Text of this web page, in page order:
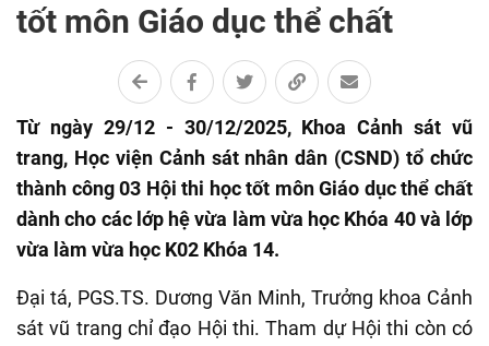
tốt môn Giáo dục thể chất
Từ ngày 29/12 - 30/12/2025, Khoa Cảnh sát vũ
trang, Học viện Cảnh sát nhân dân (CSND) tổ chức
thành công 03 Hội thi học tốt môn Giáo dục thể chất
dành cho các lớp hệ vừa làm vừa học Khóa 40 và lớp
vừa làm vừa học K02 Khóa 14.
Đại tá, PGS.TS. Dương Văn Minh, Trưởng khoa Cảnh
sát vũ trang chỉ đạo Hội thi. Tham dự Hội thi còn có